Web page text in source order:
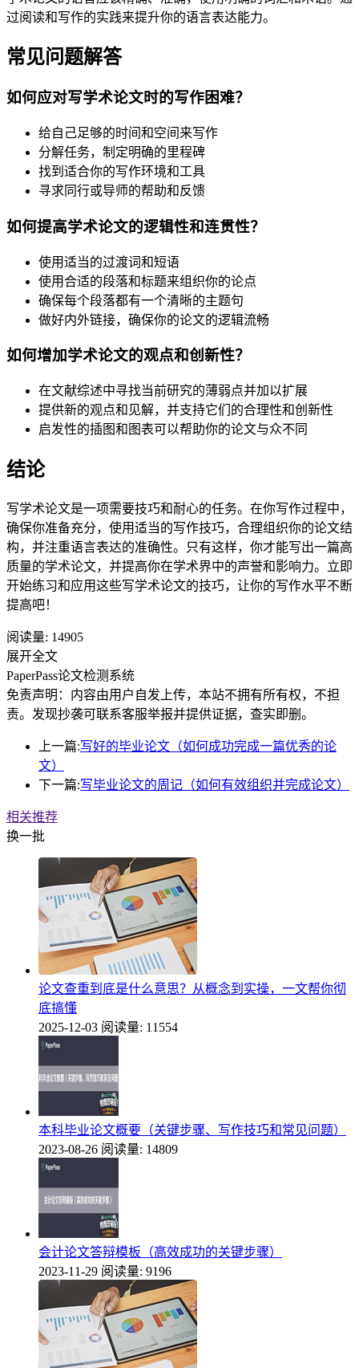
过阅读和写作的实践来提升你的语言表达能力。
常见问题解答
如何应对写学术论文时的写作困难？
给自己足够的时间和空间来写作
分解任务，制定明确的里程碑
找到适合你的写作环境和工具
寻求同行或导师的帮助和反馈
如何提高学术论文的逻辑性和连贯性？
使用适当的过渡词和短语
使用合适的段落和标题来组织你的论点
确保每个段落都有一个清晰的主题句
做好内外链接，确保你的论文的逻辑流畅
如何增加学术论文的观点和创新性？
在文献综述中寻找当前研究的薄弱点并加以扩展
提供新的观点和见解，并支持它们的合理性和创新性
启发性的插图和图表可以帮助你的论文与众不同
结论
写学术论文是一项需要技巧和耐心的任务。在你写作过程中，
确保你准备充分，使用适当的写作技巧，合理组织你的论文结
构，并注重语言表达的准确性。只有这样，你才能写出一篇高
质量的学术论文，并提高你在学术界中的声誉和影响力。立即
开始练习和应用这些写学术论文的技巧，让你的写作水平不断
提高吧！
阅读量: 14905
展开全文
PaperPass论文检测系统
免责声明：内容由用户自发上传，本站不拥有所有权，不担
责。发现抄袭可联系客服举报并提供证据，查实即删。
上一篇:写好的毕业论文（如何成功完成一篇优秀的论
文）
下一篇:写毕业论文的周记（如何有效组织并完成论文）
相关推荐
换一批
论文查重到底是什么意思？从概念到实操，一文帮你彻
底搞懂
2025-12-03 阅读量: 11554
本科毕业论文概要（关键步骤、写作技巧和常见问题）
2023-08-26 阅读量: 14809
会计论文答辩模板（高效成功的关键步骤）
2023-11-29 阅读量: 9196